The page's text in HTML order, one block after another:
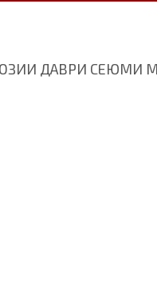
ДАВРИ СЕЮМИ